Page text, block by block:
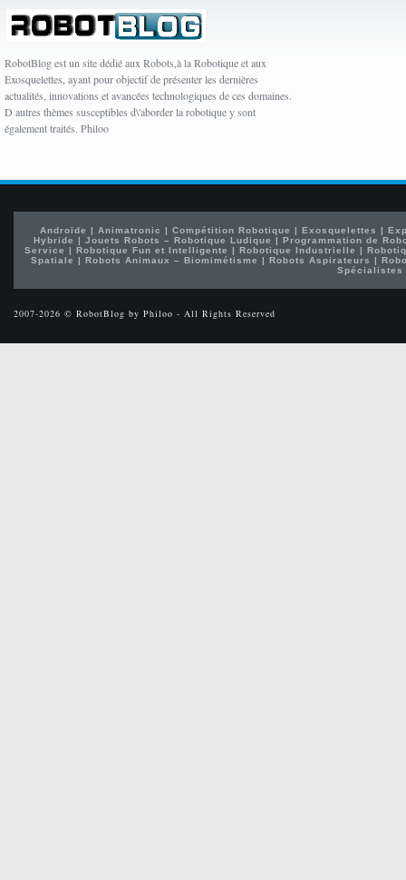
RobotBlog est un site dédié aux Robots,à la Robotique et aux
Exosquelettes, ayant pour objectif de présenter les dernières
actualités, innovations et avancées technologiques de ces domaines.
D autres thèmes susceptibles d\'aborder la robotique y sont
également traités. Philoo
Androïde | Animatronic | Compétition Robotique | Exosquelettes |
Hybride |Jouets Robots – Robotique Ludique |Programmation de
Service | Robotique Fun et Intelligente | Robotique Industrielle |
Spatiale | Robots Animaux – Biomimétisme | Robots Aspirateurs |
Spécialistes
2007-2026 © RobotBlog by Philoo - All Rights Reserved